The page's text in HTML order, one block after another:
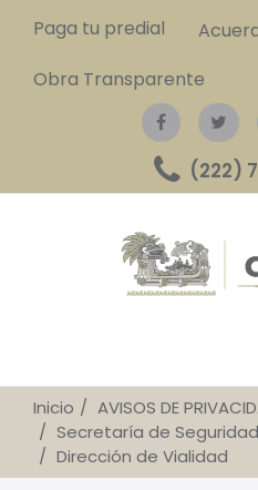
Paga tu predial
Obra Transparente
(222)
Inicio
AVISOS DE
Secretaría de
Dirección de Vialidad